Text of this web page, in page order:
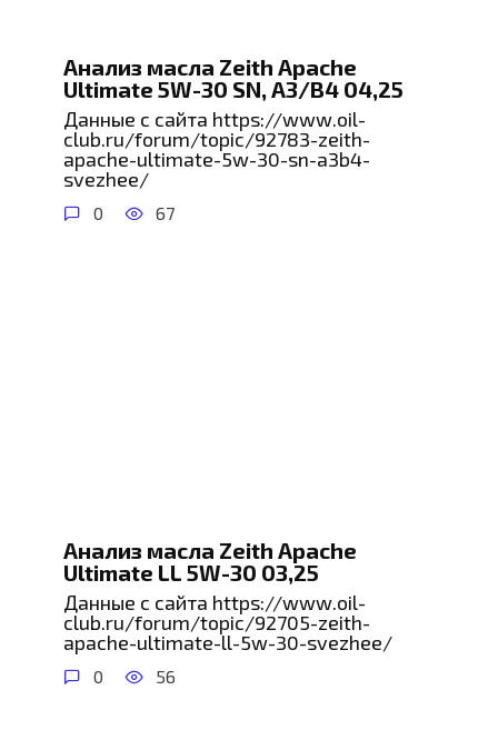
Анализ масла Zeith Apache
Ultimate 5W-30 SN, A3/B4 04,25
Данные с сайта https://www.oil-
club.ru/forum/topic/92783-zeith-
apache-ultimate-5w-30-sn-a3b4-
svezhee/
0 67
Анализ масла Zeith Apache
Ultimate LL 5W-30 03,25
Данные с сайта https://www.oil-
club.ru/forum/topic/92705-zeith-
apache-ultimate-ll-5w-30-svezhee/
0 56